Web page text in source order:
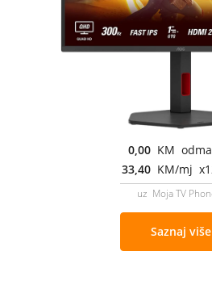
0,00 KM
33,40 KM/mj
uz Moja TV
Saznaj više